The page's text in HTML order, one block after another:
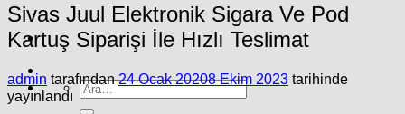
Ara:
Sivas Juul Elektronik Sigara Ve Pod
Kartuş Siparişi İle Hızlı Teslimat
admin tarafından 24 Ocak 20208 Ekim 2023 tarihinde
yayınlandı